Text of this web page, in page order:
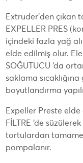
Extruder’den çıkan
EXPELLER PRES
içindeki fazla yağ
elde edilmiş olur.
SOĞUTUCU ‘da
saklama
boyutlandırma
Expeller Preste elde
FİLTRE ‘de
tortulardan
pompalanır.